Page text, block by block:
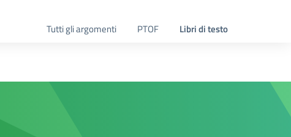
Tutti gli argomenti PTOF Libri di testo